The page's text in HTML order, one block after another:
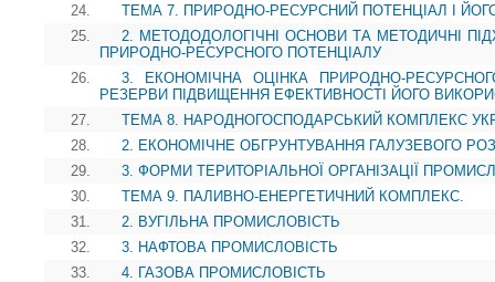
24.
ТЕМА 7. ПРИРОДНО-РЕСУРСНИЙ ПОТЕНЦІАЛ І
25.
2. МЕТОДОДОЛОГІЧНІ ОСНОВИ ТА МЕТОДИЧНІ
ПРИРОДНО-РЕСУРСНОГО ПОТЕНЦІАЛУ
26.
3. ЕКОНОМІЧНА ОЦІНКА ПРИРОДНО-
РЕЗЕРВИ ПІДВИЩЕННЯ ЕФЕКТИВНОСТІ ЙОГО
27.
ТЕМА 8. НАРОДНОГОСПОДАРСЬКИЙ КОМПЛЕКС
28.
2. ЕКОНОМІЧНЕ ОБГРУНТУВАННЯ ГАЛУЗЕВОГО
29.
3. ФОРМИ ТЕРИТОРІАЛЬНОЇ ОРГАНІЗАЦІЇ
30.
ТЕМА 9. ПАЛИВНО-ЕНЕРГЕТИЧНИЙ КОМПЛЕКС.
31.
2. ВУГІЛЬНА ПРОМИСЛОВІСТЬ
32.
3. НАФТОВА ПРОМИСЛОВІСТЬ
33.
4. ГАЗОВА ПРОМИСЛОВІСТЬ